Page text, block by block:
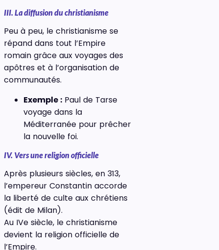
III. La diffusion du christianisme
Peu à peu, le christianisme se
répand dans tout l’Empire
romain grâce aux voyages des
apôtres et à l’organisation de
communautés.
Exemple : Paul de Tarse
voyage dans la
Méditerranée pour prêcher
la nouvelle foi.
IV. Vers une religion officielle
Après plusieurs siècles, en 313,
l’empereur Constantin accorde
la liberté de culte aux chrétiens
(édit de Milan).
Au IVe siècle, le christianisme
devient la religion officielle de
l’Empire.